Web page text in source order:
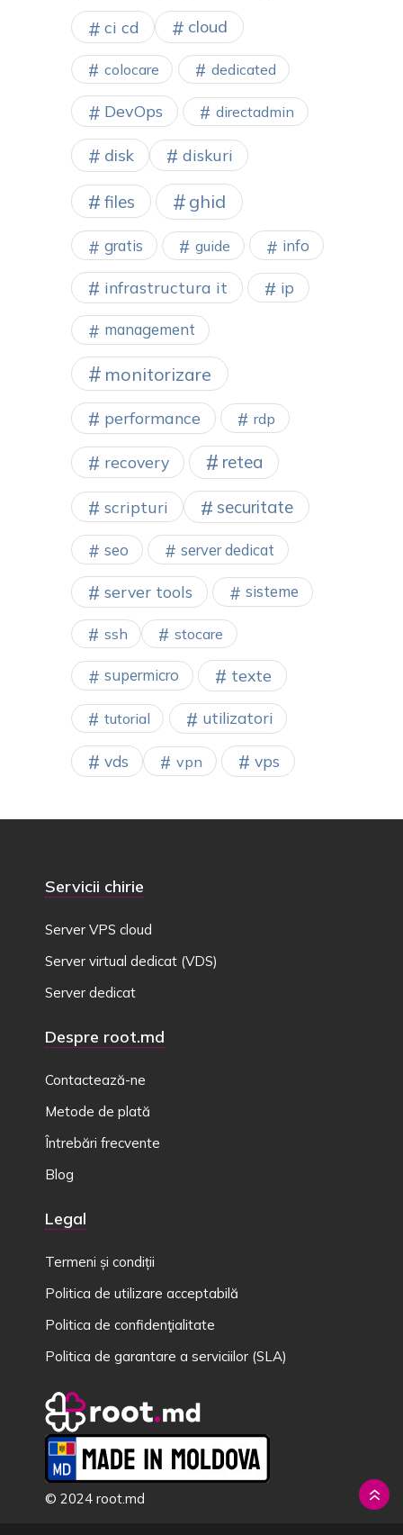
ci cd cloud
colocare dedicated
DevOps directadmin
disk diskuri
files ghid
gratis guide info
infrastructura it ip
management
monitorizare
performance rdp
recovery retea
scripturi securitate
seo server dedicat
server tools sisteme
ssh stocare
supermicro texte
tutorial utilizatori
vds vpn vps
Servicii chirie
Server VPS cloud
Server virtual dedicat (VDS)
Server dedicat
Despre root.md
Contactează-ne
Metode de plată
Întrebări frecvente
Blog
Legal
Termeni și condiții
Politica de utilizare acceptabilă
Politica de confidenţialitate
Politica de garantare a serviciilor (SLA)
© 2024 root.md